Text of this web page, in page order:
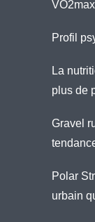
Profil
La
plus de
Gravel
Polar
urbain